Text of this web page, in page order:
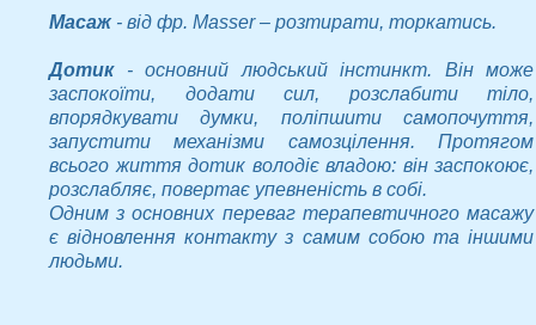
Масаж - від фр. Masser – розтирати, торкатись.
Дотик- основний людський інстинкт. Він може
заспокоїти, додати сил, розслабити тіло,
впорядкувати думки, поліпшити самопочуття,
запустити механізми самозцілення. Протягом
всього життя дотик володіє владою: він заспокоює,
розслабляє, повертає упевненість в собі.
Одним з основних переваг терапевтичного масажу
є відновлення контакту з самим собою та іншими
людьми.